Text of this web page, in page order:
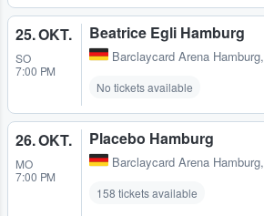
25. OKT.
SO
7:00 PM
Beatrice Egli Hamburg
Barclaycard Arena Hamburg,
No tickets available
26. OKT.
MO
7:00 PM
Placebo Hamburg
Barclaycard Arena Hamburg,
158 tickets available